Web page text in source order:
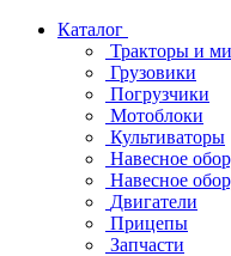
Каталог
Тракторы и
Грузовики
Погрузчики
Мотоблоки
Культиваторы
Навесное
Навесное
Двигатели
Прицепы
Запчасти